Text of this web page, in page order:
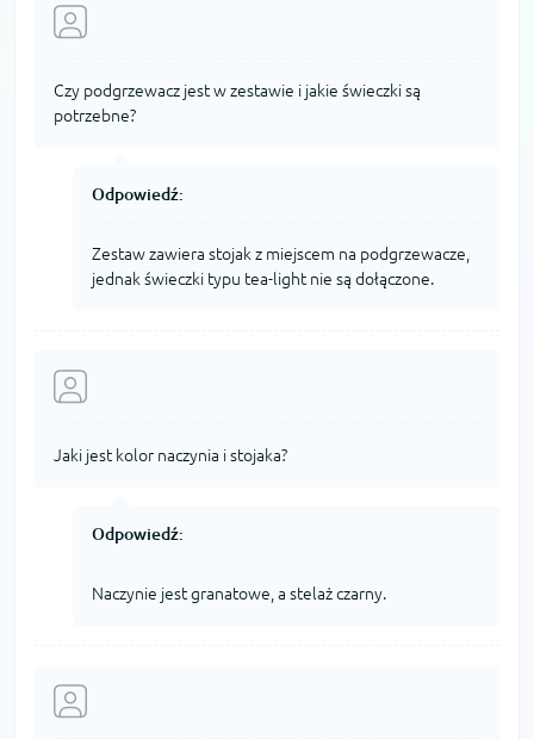
Czy podgrzewacz jest w zestawie i jakie świeczki są
potrzebne?
Odpowiedź:
Zestaw zawiera stojak z miejscem na podgrzewacze,
jednak świeczki typu tea-light nie są dołączone.
Jaki jest kolor naczynia i stojaka?
Odpowiedź:
Naczynie jest granatowe, a stelaż czarny.